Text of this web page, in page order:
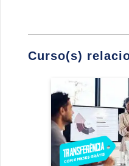
Curso(s)